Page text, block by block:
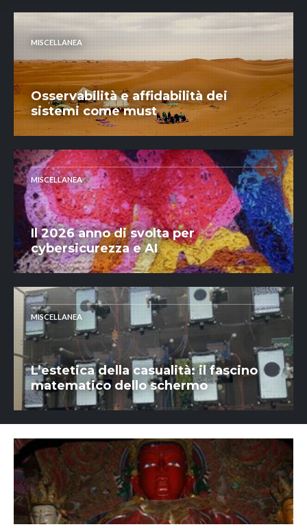
MISCELLANEA
Osservabilità e affidabilità dei
sistemi come must
MISCELLANEA
Il 2026 anno di svolta per
cybersicurezza e AI
MISCELLANEA
L’estetica della casualità: il fascino
matematico dello schermo